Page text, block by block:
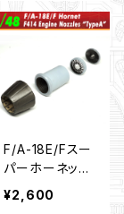
F/A-18E/Fスー
パーホーネット：
エンジンノズ
ル”切り欠き無
¥2,600